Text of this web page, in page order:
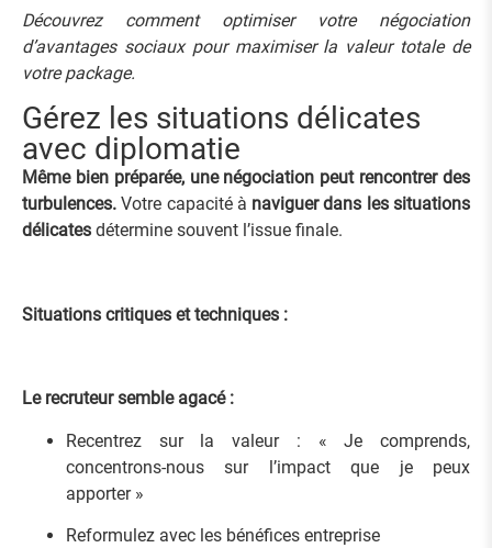
Découvrez comment optimiser votre négociation
d’avantages sociauxpour maximiser la valeur totale de
votre package.
Gérez les situations délicates
avec diplomatie
Même bien préparée, une négociation peut rencontrer des
turbulences. Votre capacité à naviguer dans les situations
délicates détermine souvent l’issue finale.
Situations critiques et techniques :
Le recruteur semble agacé :
Recentrez sur la valeur : « Je comprends,
concentrons-nous sur l’impact que je peux
apporter »
Reformulez avec les bénéfices entreprise